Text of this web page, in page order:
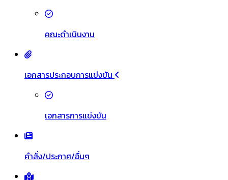
คณะดำเนินงาน
เอกสารประกอบการแข่งขัน
เอกสารการแข่งขัน
คำสั่ง/ประกาศ/อื่นๆ